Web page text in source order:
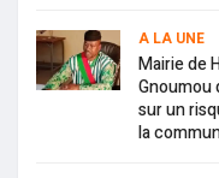
A LA UNE
Mairie de
Gnoumou
sur un
la